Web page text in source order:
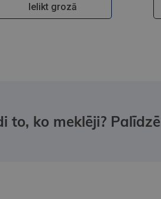
Ielikt grozā
to, ko meklēji?